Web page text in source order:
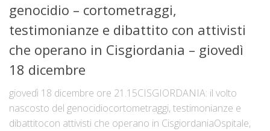
genocidio – cortometraggi,
testimonianze e dibattito con attivisti
che operano in Cisgiordania – giovedì
18 dicembre
giovedì 18 dicembre ore 21.15CISGIORDANIA: il volto
nascosto del genocidiocortometraggi, testimonianze e
dibattitocon attivisti che operano in CisgiordaniaOspitale,